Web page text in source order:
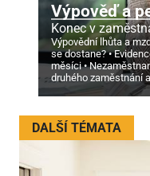
Výpověď a
Konec v
Výpovědní lhůta a
se dostane?
měsíci
druhého zaměstnání
DALŠÍ TÉMATA